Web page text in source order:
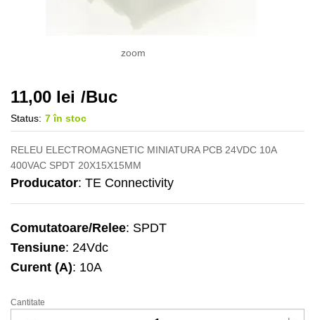
zoom
11,00 lei /Buc
Status: 7 în stoc
RELEU ELECTROMAGNETIC MINIATURA PCB 24VDC 10A
400VAC SPDT 20X15X15MM
Producator: TE Connectivity
Comutatoare/Relee: SPDT
Tensiune: 24Vdc
Curent (A): 10A
Releu
Cantitate